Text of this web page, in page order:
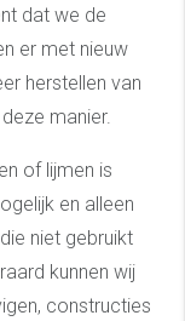
dat we de
er met nieuw
herstellen van
manier.
of lijmen is
en alleen
niet gebruikt
kunnen wij
constructies